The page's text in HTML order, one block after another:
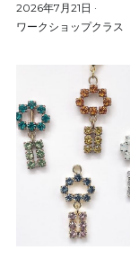
2026年7月21日 ·
ワークショップクラス